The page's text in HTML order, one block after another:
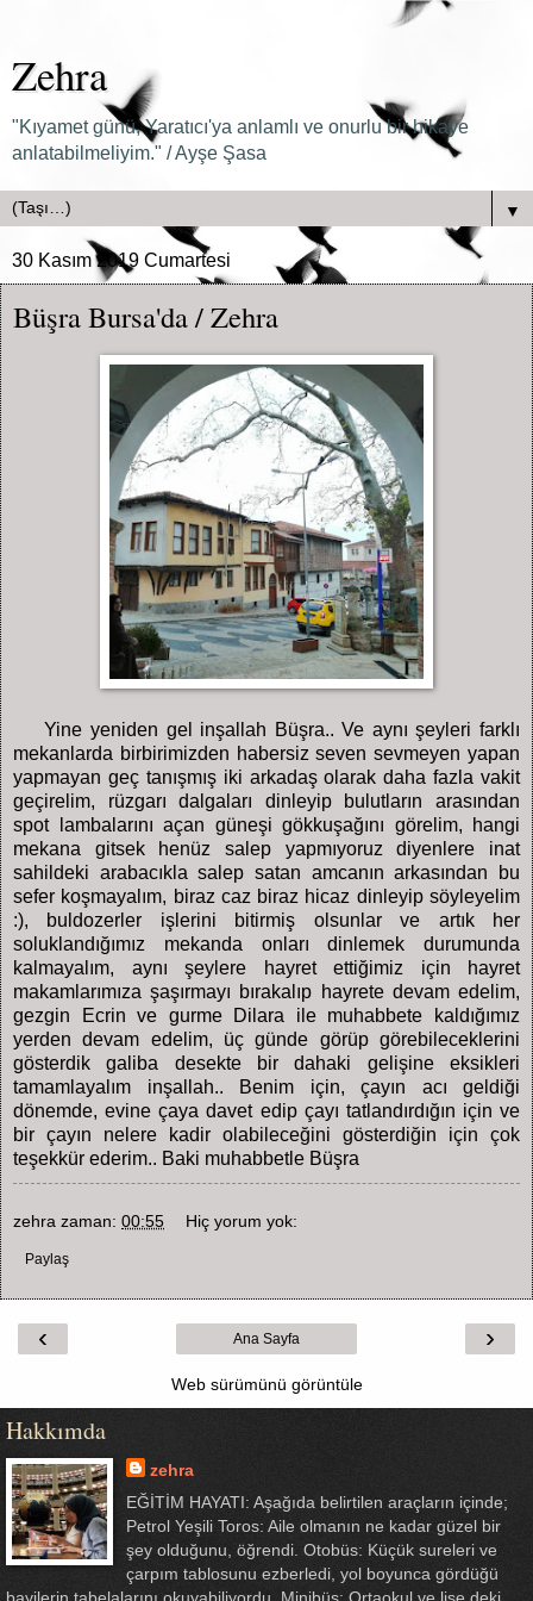
Zehra
"Kıyamet günü, Yaratıcı'ya anlamlı ve onurlu bir hikaye
anlatabilmeliyim." / Ayşe Şasa
▼
30 Kasım 2019 Cumartesi
Büşra Bursa'da / Zehra
Yine yeniden gel inşallah Büşra.. Ve aynı şeyleri farklı
mekanlarda birbirimizden habersiz seven sevmeyen yapan
yapmayan geç tanışmış iki arkadaş olarak daha fazla vakit
geçirelim, rüzgarı dalgaları dinleyip bulutların arasından
spot lambalarını açan güneşi gökkuşağını görelim, hangi
mekana gitsek henüz salep yapmıyoruz diyenlere inat
sahildeki arabacıkla salep satan amcanın arkasından bu
sefer koşmayalım, biraz caz biraz hicaz dinleyip söyleyelim
:), buldozerler işlerini bitirmiş olsunlar ve artık her
soluklandığımız mekanda onları dinlemek durumunda
kalmayalım, aynı şeylere hayret ettiğimiz için hayret
makamlarımıza şaşırmayı bırakalıp hayrete devam edelim,
gezgin Ecrin ve gurme Dilara ile muhabbete kaldığımız
yerden devam edelim, üç günde görüp görebileceklerini
gösterdik galiba desekte bir dahaki gelişine eksikleri
tamamlayalım inşallah.. Benim için, çayın acı geldiği
dönemde, evine çaya davet edip çayı tatlandırdığın için ve
bir çayın nelere kadir olabileceğini gösterdiğin için çok
teşekkür ederim.. Baki muhabbetle Büşra
zehra zaman: 00:55 Hiç yorum yok:
Paylaş
‹ ›
Ana Sayfa
Web sürümünü görüntüle
Hakkımda
zehra
EĞİTİM HAYATI: Aşağıda belirtilen araçların içinde;
Petrol Yeşili Toros: Aile olmanın ne kadar güzel bir
şey olduğunu, öğrendi. Otobüs: Küçük sureleri ve
çarpım tablosunu ezberledi, yol boyunca gördüğü